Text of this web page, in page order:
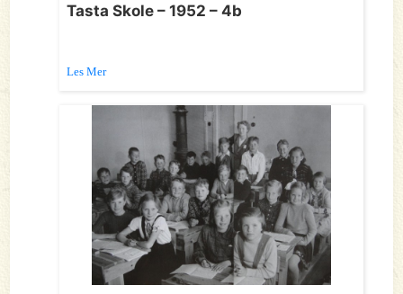
Tasta Skole – 1952 – 4b
Les Mer